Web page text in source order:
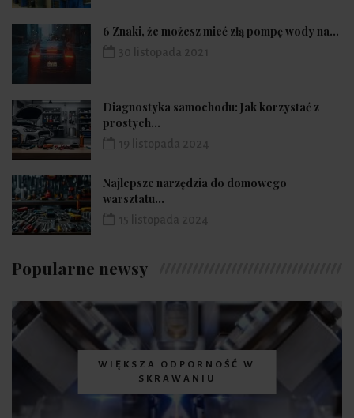
6 Znaki, że możesz mieć złą pompę wody na...
Diagnostyka samochodu: Jak korzystać z
prostych...
Najlepsze narzędzia do domowego
warsztatu...
Popularne newsy
WIĘKSZA ODPORNOŚĆ W
SKRAWANIU